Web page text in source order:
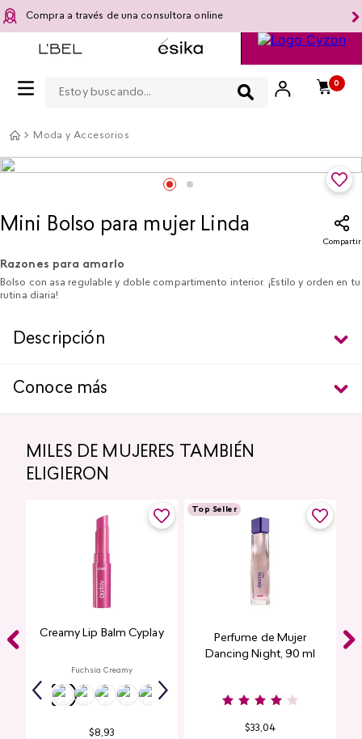
Compra a través de una consultora online
0
Moda y Accesorios
Mini Bolso para mujer Linda
Compartir
Razones para amarlo
Bolso con asa regulable y doble compartimento interior. ¡Estilo y orden en tu
rutina diaria!
Descripción
Conoce más
MILES DE MUJERES TAMBIÉN
ELIGIERON
Creamy Lip Balm Cyplay
Fuchsia Creamy
$8,93
Top Seller
Perfume de Mujer
Dancing Night, 90 ml
$33,04